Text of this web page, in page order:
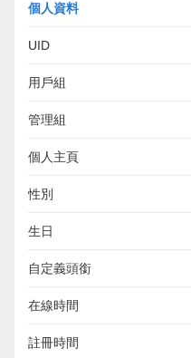
個人資料
UID
用戶組
管理組
個人主頁
性別
生日
自定義頭銜
在線時間
註冊時間